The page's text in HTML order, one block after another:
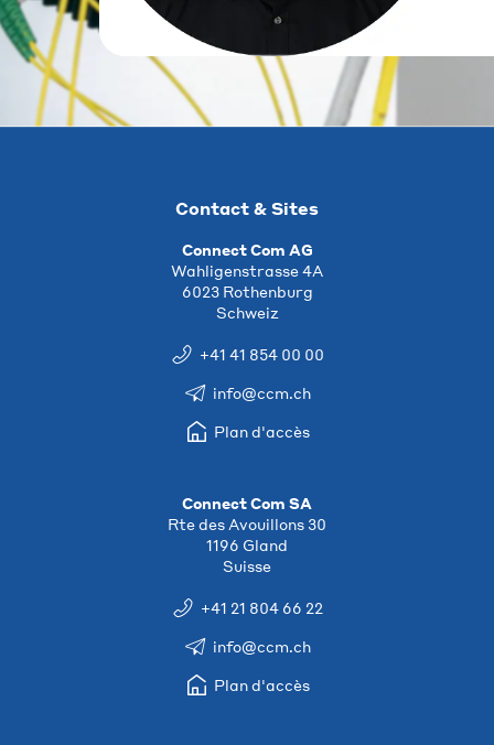
Contact & Sites
Connect Com AG
Wahligenstrasse 4A
6023 Rothenburg
Schweiz
+41 41 854 00 00
info@ccm.ch
Plan d'accès
Connect Com SA
Rte des Avouillons 30
1196 Gland
Suisse
+41 21 804 66 22
info@ccm.ch
Plan d'accès